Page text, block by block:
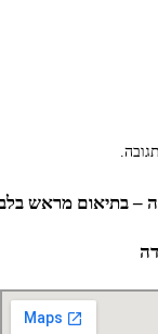
– בתיאום מראש